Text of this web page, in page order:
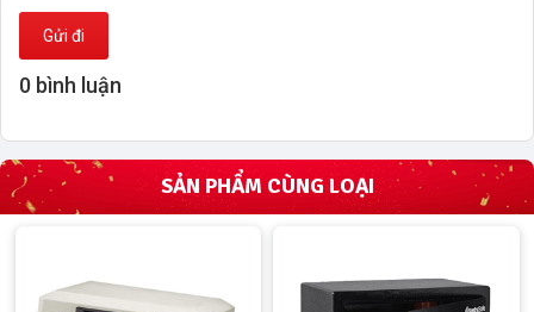
Gửi đi
0 bình luận
SẢN PHẨM CÙNG LOẠI